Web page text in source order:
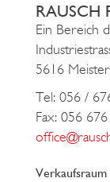
RAUSCH
Ein Bereich
5616
Tel: 056 /
Fax: 056
Verkaufsraum